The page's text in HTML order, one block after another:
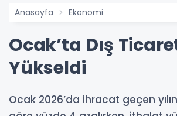
Anasayfa Ekonomi
Ocak’ta Dış
Yükseldi
Ocak 2026’da ihracat geçen